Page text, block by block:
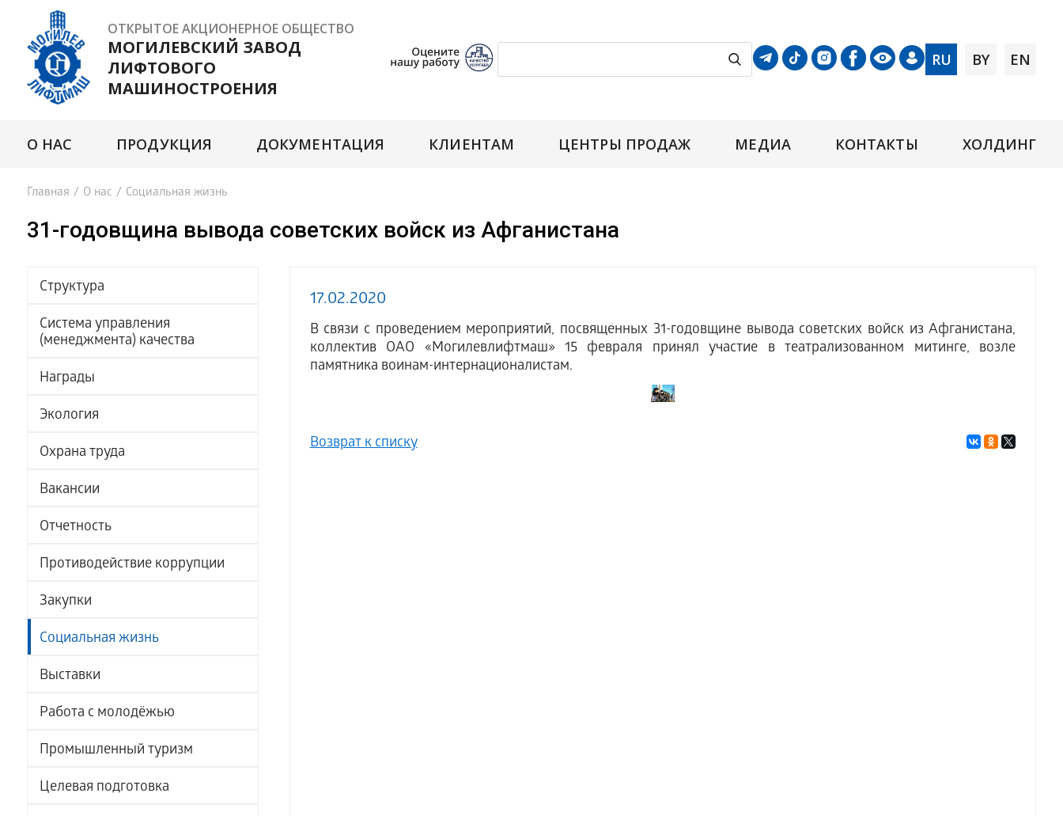
ОТКРЫТОЕ АКЦИОНЕРНОЕ ОБЩЕСТВО
МОГИЛЕВСКИЙ ЗАВОД
ЛИФТОВОГО
МАШИНОСТРОЕНИЯ
RU BY EN
О НАС ПРОДУКЦИЯ ДОКУМЕНТАЦИЯ КЛИЕНТАМ ЦЕНТРЫ ПРОДАЖ МЕДИА КОНТАКТЫ ХОЛДИНГ
Главная / О нас / Социальная жизнь
31-годовщина вывода советских войск из Афганистана
Структура
Система управления
(менеджмента) качества
Награды
Экология
Охрана труда
Вакансии
Отчетность
Противодействие коррупции
Закупки
Социальная жизнь
Выставки
Работа с молодёжью
Промышленный туризм
Целевая подготовка
17.02.2020
В связи с проведением мероприятий, посвященных 31-годовщине вывода советских войск из Афганистана,
коллектив ОАО «Могилевлифтмаш» 15 февраля принял участие в театрализованном митинге, возле
памятника воинам-интернационалистам.
Возврат к списку